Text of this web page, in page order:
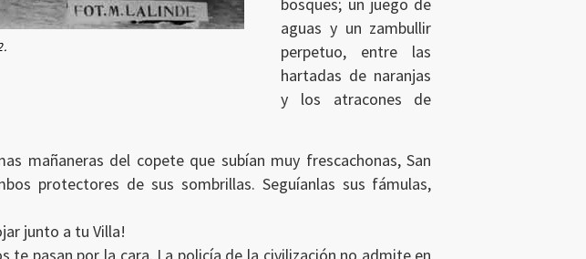
bosques; un juego de
aguas y un zambullir
perpetuo, entre las
hartadas de naranjas
y los atracones de
mañaneras del copete que subían muy frescachonas, San
protectores de sus sombrillas. Seguíanlas sus fámulas,
junto a tu Villa!